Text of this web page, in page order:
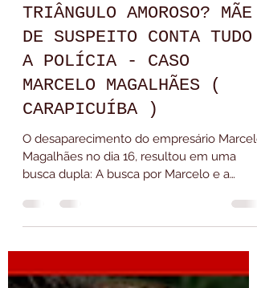
Joici Rodrigues - Ler Até Amanhecer
27 de jul.
1 min de leitura
TRIÂNGULO AMOROSO? MÃE
DE SUSPEITO CONTA TUDO
A POLÍCIA - CASO
busca dupla: A busca por Marcelo e a